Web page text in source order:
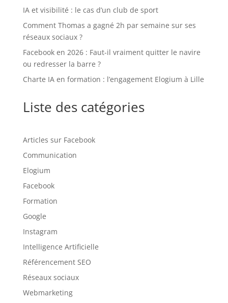
IA et visibilité : le cas d’un club de sport
Comment Thomas a gagné 2h par semaine sur ses
réseaux sociaux ?
Facebook en 2026 : Faut-il vraiment quitter le navire
ou redresser la barre ?
Charte IA en formation : l’engagement Elogium à Lille
Liste des catégories
Articles sur Facebook
Communication
Elogium
Facebook
Formation
Google
Instagram
Intelligence Artificielle
Référencement SEO
Réseaux sociaux
Webmarketing